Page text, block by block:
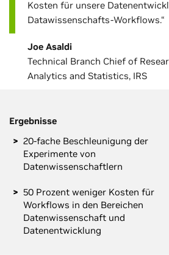
Kosten für unsere
Datawissenschafts-Workflows.“
Joe Asaldi
Technical Branch Chief of
Analytics and Statistics, IRS
Ergebnisse
20-fache Beschleunigung der
Experimente von
Datenwissenschaftlern
50 Prozent weniger Kosten für
Workflows in den Bereichen
Datenwissenschaft und
Datenentwicklung